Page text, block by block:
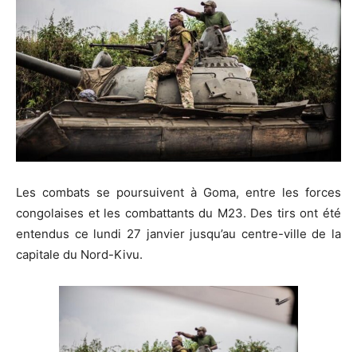
Les combats se poursuivent à Goma, entre les forces
congolaises et les combattants du M23. Des tirs ont été
entendus ce lundi 27 janvier jusqu’au centre-ville de la
capitale du Nord-Kivu.